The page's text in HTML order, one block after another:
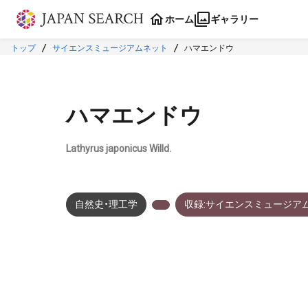
本文に飛ぶ
ホーム ギャラリー
トップ サイエンスミュージアムネット ハマエンドウ
ハマエンドウ
Lathyrus japonicus Willd.
自然史・理工学 収録:サイエンスミュージア